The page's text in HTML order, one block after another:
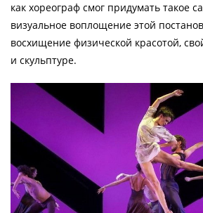
как хореограф смог придумать такое
визуальное воплощение этой
восхищение физической красотой,
и скульптуре.